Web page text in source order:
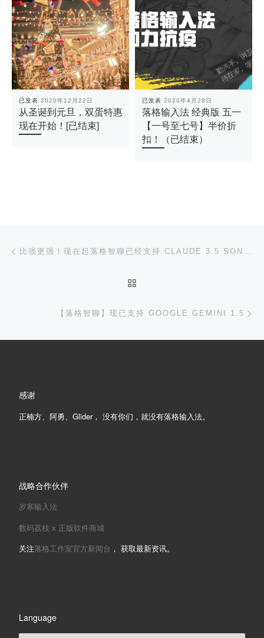
已发表 2020年12月22日
从圣诞到元旦，双蛋特惠
现在开始！[已结束]
已发表 2020年4月28日
落格输入法 经典版 五一
【一号至七号】半价折
扣！（已结束）
比强更强！现在起落格智聊已经支持 CLAUDE 3.5 SONNET
【落格智聊】现已支持 GOOGLE GEMINI 1.5
感谢
正楠方、阿勇、Glider， 没有你们，就没有落格输入法。
战略合作伙伴
岁寒输入法
数码荔枝 x 正版软件商城
关注落格工作室官方新闻台 ， 获取最新资讯。
Language